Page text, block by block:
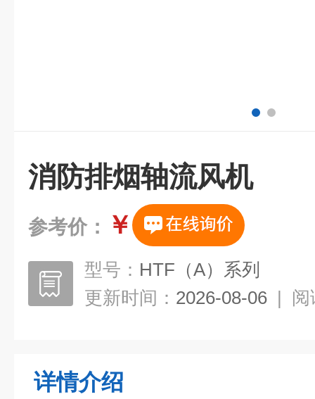
消防排烟轴流风机
参考价： ￥
型号： HTF（A）系列
更新时间： 2026-08-06 | 阅
详情介绍